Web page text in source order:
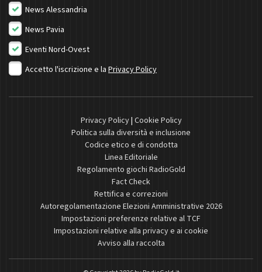
News Alessandria
News Pavia
Eventi Nord-Ovest
Accetto l'iscrizione e la Privacy Policy
Privacy Policy| Cookie Policy
Politica sulla diversità e inclusione
Codice etico e di condotta
Linea Editoriale
Regolamento giochi RadioGold
Fact Check
Rettifica e correzioni
Autoregolamentazione Elezioni Amministrative 2026
Impostazioni preferenze relative al TCF
Impostazioni relative alla privacy e ai cookie
Avviso alla raccolta